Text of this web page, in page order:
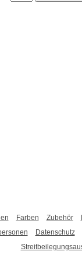
Farben Zubehör
Datenschutz